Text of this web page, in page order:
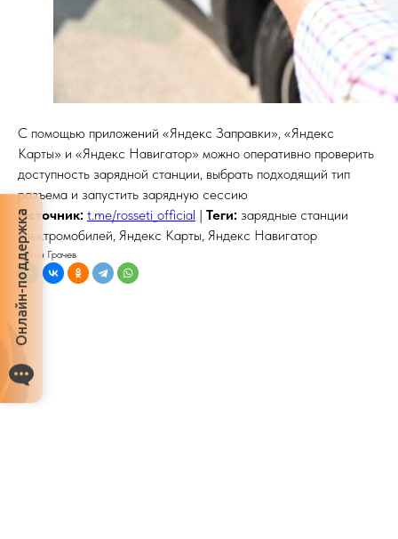
С помощью приложений «Яндекс Заправки», «Яндекс
Карты» и «Яндекс Навигатор» можно оперативно проверить
доступность зарядной станции, выбрать подходящий тип
разъема и запустить зарядную сессию
Источник: t.me/rosseti_official | Теги: зарядные станции
электромобилей, Яндекс Карты, Яндекс Навигатор
Антон Грачев
Онлайн-поддержка